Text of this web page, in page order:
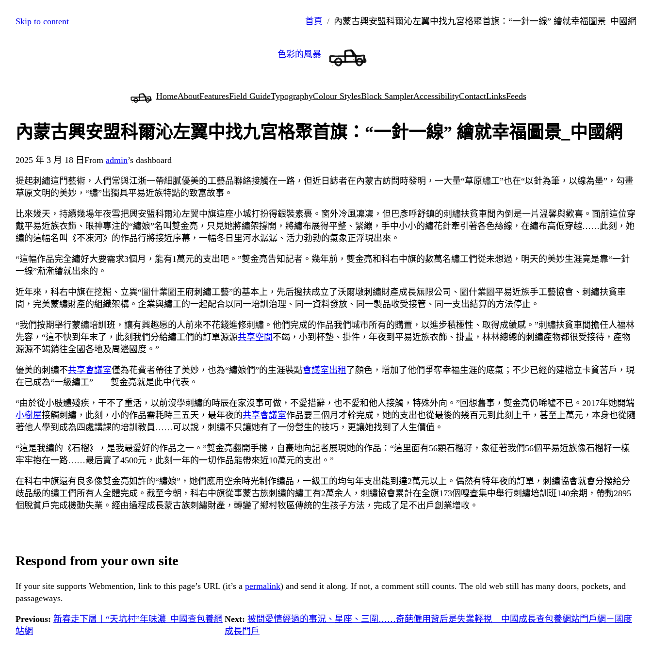
跳
Skip to content 首頁 內蒙古興安盟科爾沁左翼中找九宮格聚首旗：“一針一線” 繪就幸福圖景_中國網
色彩的風暴
HomeAboutFeaturesField GuideTypographyColour StylesBlock SamplerAccessibilityContactLinksFeeds
內蒙古興安盟科爾沁左翼中找九宮格聚首旗：“一針一線” 繪就幸福圖景_中國網
2025 年 3 月 18 日 From admin’s dashboard
提起刺繡這門藝術，人們常與江浙一帶細膩優美的工藝品聯絡接觸在一路，但近日誌者在內蒙古訪問時發明，一大量“草原繡工”也在“以針為筆，以線為墨”，勾畫
草原文明的美妙，“繡”出獨具平易近族特點的致富故事。
比來幾天，持續幾場年夜雪把興安盟科爾沁左翼中旗這座小城打扮得銀裝素裹。窗外冷風凜凜，但巴彥呼舒鎮的刺繡扶貧車間內倒是一片溫馨與歡喜。面前這位穿
戴平易近族衣飾、眼神專注的“繡娘”名叫雙金亮，只見她將繡架撐開，將繡布展得平整、緊繃，手中小小的繡花針牽引著各色絲線，在繡布高低穿越……此刻，她
繡的這幅名叫《不凍河》的作品行將接近序幕，一幅冬日里河水潺潺、活力勃勃的氣象正浮現出來。
“這幅作品完全繡好大要需求3個月，能有1萬元的支出吧。”雙金亮告知記者。幾年前，雙金亮和科右中旗的數萬名繡工們從未想過，明天的美妙生涯竟是靠“一針
一線”漸漸繪就出來的。
近年來，科右中旗在挖掘、立異“圖什業圖王府刺繡工藝”的基本上，先后攙扶成立了沃爾墩刺繡財產成長無限公司、圖什業圖平易近族手工藝協會、刺繡扶貧車
間，完美蒙繡財產的組織架構。企業與繡工的一起配合以同一培訓治理、同一資料發放、同一製品收受接管、同一支出結算的方法停止。
“我們按期舉行蒙繡培訓班，讓有興趣愿的人前來不花錢進修刺繡。他們完成的作品我們城市所有的購置，以進步積極性、取得成績感。”刺繡扶貧車間擔任人福林
先容，“這不快到年末了，此刻我們分給繡工們的訂單源源共享空間不竭，小到杯墊、掛件，年夜到平易近族衣飾、掛畫，林林總總的刺繡產物都很受接待，產物
源源不竭銷往全國各地及周邊國度。”
優美的刺繡不共享會議室僅為花費者帶往了美妙，也為“繡娘們”的生涯裝點會議室出租 了顏色，增加了他們爭奪幸福生涯的底氣；不少已經的建檔立卡貧苦戶，現
在已成為“一級繡工”——雙金亮就是此中代表。
“由於從小肢體殘疾，干不了重活，以前沒學刺繡的時辰在家沒事可做，不愛措辭，也不愛和他人接觸，特殊外向。”回想舊事，雙金亮仍唏噓不已。2017年她開端
小樹屋接觸刺繡，此刻，小的作品需耗時三五天，最年夜的共享會議室作品要三個月才幹完成，她的支出也從最後的幾百元到此刻上千，甚至上萬元，本身也從隨
著他人學到成為四處講課的培訓教員……可以說，刺繡不只讓她有了一份營生的技巧，更讓她找到了人生價值。
“這是我繡的《石榴》，是我最愛好的作品之一。”雙金亮翻開手機，自豪地向記者展現她的作品：“這里面有56顆石榴籽，象征著我們56個平易近族像石榴籽一樣
牢牢抱在一路……最后賣了4500元，此刻一年的一切作品能帶來近10萬元的支出。”
在科右中旗還有良多像雙金亮如許的“繡娘”，她們應用空余時光制作繡品，一級工的均勻年支出能到達2萬元以上。偶然有特年夜的訂單，刺繡協會就會分撥給分
歧品級的繡工們所有人全體完成。截至今朝，科右中旗從事蒙古族刺繡的繡工有2萬余人，刺繡協會累計在全旗173個嘎查集中舉行刺繡培訓班140余期，帶動2895
個脫貧戶完成機動失業。經由過程成長蒙古族刺繡財產，轉變了鄉村牧區傳統的生孩子方法，完成了足不出戶創業增收。
Respond from your own site
If your site supports Webmention, link to this page’s URL (it’s a permalink) and send it along. If not, a comment still counts. The old web still has many doors, pockets, and
passageways.
Previous: 新春走下層丨“天坑村”年味濃_中國查包養網
站網
Next: 被問愛情經過的事況、星座、三圍……奇葩僱用背后是失業輕視 _ 中國成長查包養網站門戶網－國度
成長門戶